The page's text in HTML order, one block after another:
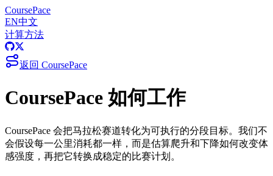
CoursePace
EN中文
计算方法
返回 CoursePace
CoursePace 如何工作
CoursePace 会把马拉松赛道转化为可执行的分段目标。我们不
会假设每一公里消耗都一样，而是估算爬升和下降如何改变体
感强度，再把它转换成稳定的比赛计划。